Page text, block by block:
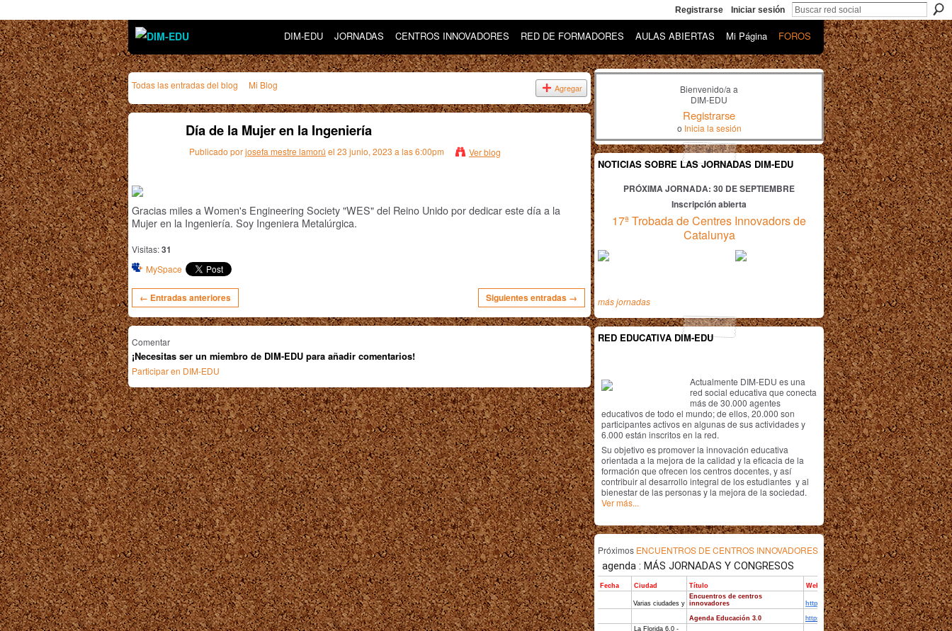
Registrarse Iniciar sesión
DIM-EDU JORNADAS CENTROS INNOVADORES RED DE FORMADORES AULAS ABIERTAS Mi Página FOROS
Todas las entradas del blog Mi Blog Agregar
Día de la Mujer en la Ingeniería
Publicado porjosefa mestre lamorú el 23 junio, 2023 a las 6:00pm Ver blog
Gracias miles a Women's Engineering Society "WES" del Reino Unido por dedicar este día a la
Mujer en la Ingeniería. Soy Ingeniera Metalúrgica.
Visitas:31
MySpace
← Entradas anteriores Siguientes entradas →
Comentar
¡Necesitas ser un miembro de DIM-EDU para añadir comentarios!
Participar en DIM-EDU
Bienvenido/a a
DIM-EDU
Registrarse
o Inicia la sesión
NOTICIAS SOBRE LAS JORNADAS DIM-EDU
PRÓXIMA JORNADA: 30 DE SEPTIEMBRE
Inscripción abierta
17ª Trobada de Centres Innovadors de
Catalunya
más jornadas
RED EDUCATIVA DIM-EDU
Actualmente DIM-EDU es una
red social educativa que conecta
más de 30.000 agentes
educativos de todo el mundo; de ellos, 20.000 son
participantes activos en algunas de sus actividades y
6.000 están inscritos en la red.
Su objetivo es promover la innovación educativa
orientada a la mejora de la calidad y la eficacia de la
formación que ofrecen los centros docentes, y así
contribuir al desarrollo integral de los estudiantes y al
bienestar de las personas y la mejora de la sociedad.
Ver más...
Próximos ENCUENTROS DE CENTROS INNOVADORES